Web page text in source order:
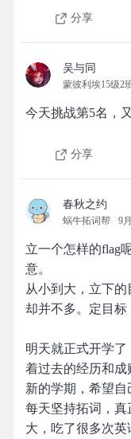
分享
吴与同
今天挑战第5名，
分享
春秋之约
蜗牛拓词帮 9
立一个怎样的flag
意。
从小到大，立下
却并不多。定目
明天就正式开学
着过去的经历和成
新的学期，希望自
每天坚持拓词，真
大，吃了很多次